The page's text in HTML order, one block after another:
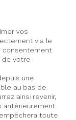
vos
via le
consentement
de votre
une
au bas de
ainsi revenir,
antérieurement.
toute